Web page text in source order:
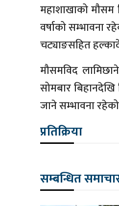
महाशाखाको मौसम
वर्षाको सम्भावना
चट्याङसहित
मौसमविद
सोमबार
जाने सम्भावना
प्रतिक्रिया
सम्बन्धित